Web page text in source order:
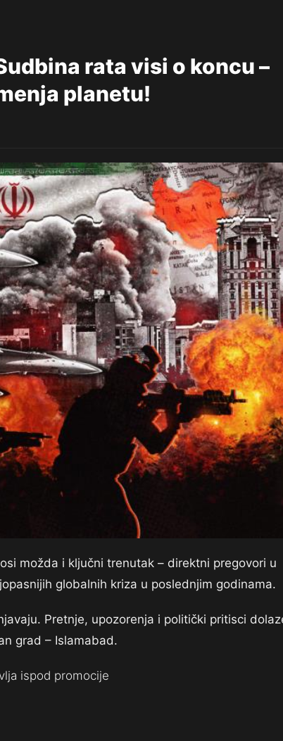
rata visi o koncu –
planetu!
možda i ključni trenutak – direktni pregovori u
globalnih kriza u poslednjim godinama.
Pretnje, upozorenja i politički pritisci
grad – Islamabad.
ispod promocije